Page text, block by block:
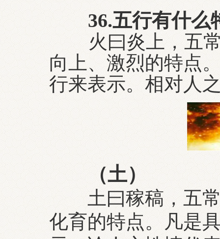
36.五行有什么
火曰炎上，五
向上、激烈的特点
行来表示。相对人
（土）
土曰稼稿 ，五
化育的特点。凡是